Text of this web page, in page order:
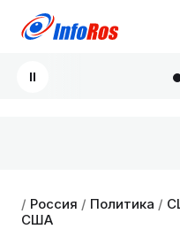
/ Россия / Политика /
США